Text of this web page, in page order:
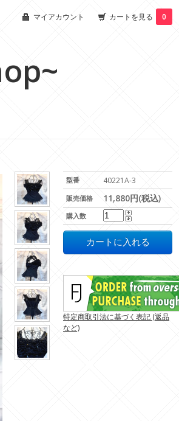
マイアカウント カートを見る 0
型番 40221A-3
販売価格 11,880円(税込)
購入数
特定商取引法に基づく表記 (返品
など)